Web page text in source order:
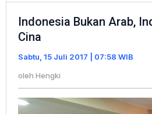
Indonesia Bukan Arab,
Cina
Sabtu, 15 Juli 2017 | 07:58 WIB
oleh Hengki